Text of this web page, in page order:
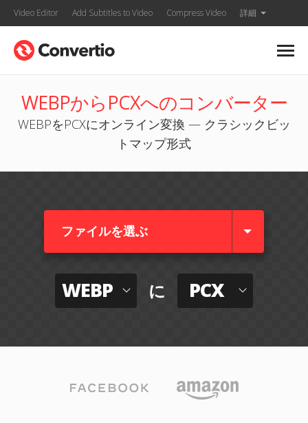
Video Editor Add Subtitles to Video Compress Video 詳細
WEBPからPCXへのコンバーター
WEBPをPCXにオンライン変換 — クラシックビッ
トマップ形式
ファイルを選ぶ
WEBP に PCX